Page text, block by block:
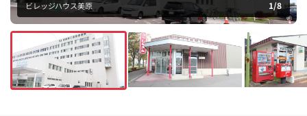
ビレッジハウス美原 1/8